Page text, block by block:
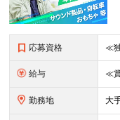
応募資格
給与
勤務地